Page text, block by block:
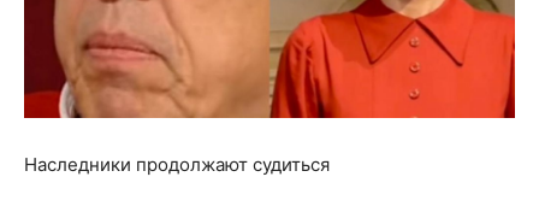
Наследники продолжают судиться